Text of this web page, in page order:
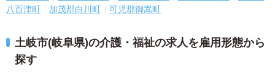
八百津町
加茂郡白川町 可児郡御嵩町
土岐市(岐阜県)の介護・福祉の求人を雇用形態から
探す